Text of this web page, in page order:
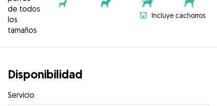
de todos
los
tamaños
Incluye cachorros
Disponibilidad
Servicio